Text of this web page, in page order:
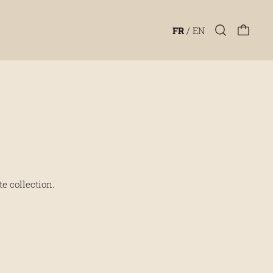
FR / EN
collection.